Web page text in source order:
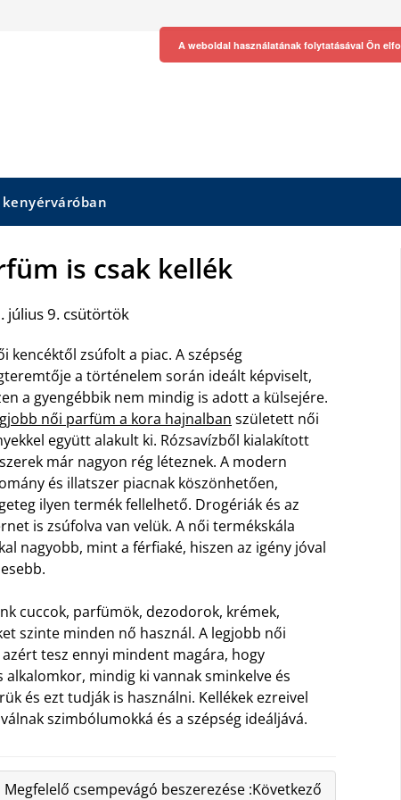
is csak kellék
július 9. csütörtök
kencéktől zsúfolt a piac. A szépség
a történelem során ideált képviselt,
a gyengébbik nem mindig is adott a külsejére.
női parfüm a kora hajnalban született női
együtt alakult ki. Rózsavízből kialakított
már nagyon rég léteznek. A modern
és illatszer piacnak köszönhetően,
ilyen termék fellelhető. Drogériák és az
is zsúfolva van velük. A női termékskála
nagyobb, mint a férfiaké, hiszen az igény jóval
cuccok, parfümök, dezodorok, krémek,
szinte minden nő használ. A legjobb női
tesz ennyi mindent magára, hogy
mindig ki vannak sminkelve és
és ezt tudják is használni. Kellékek ezreivel
szimbólumokká és a szépség ideáljává.
Megfelelő csempevágó beszerezése :Következő
A weboldal használatának folytatásával Ön